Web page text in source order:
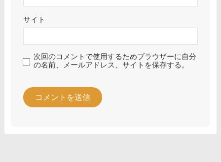
サイト
次回のコメントで使用するためブラウザーに自分
の名前、メールアドレス、サイトを保存する。